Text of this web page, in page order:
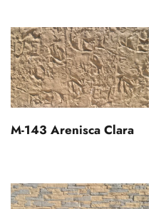
M-143 Arenisca Clara